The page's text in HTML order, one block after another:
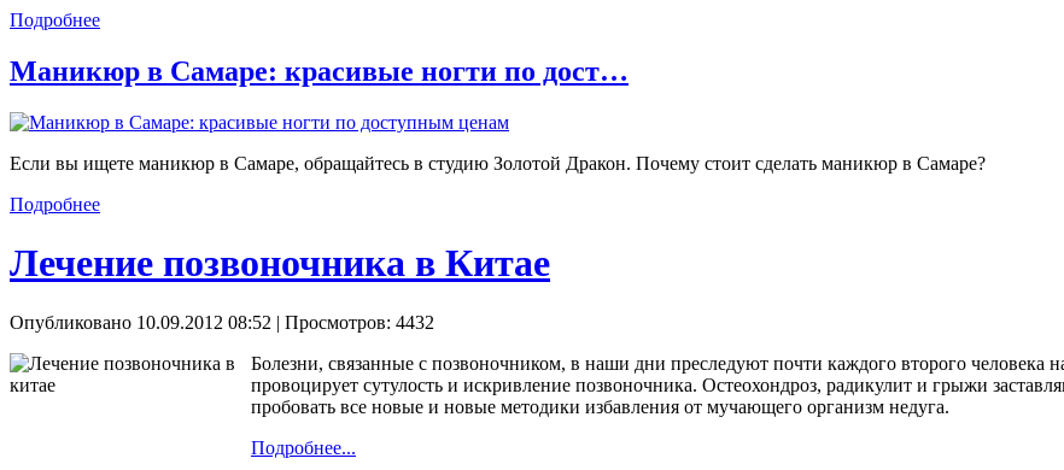
Подробнее
Маникюр в Самаре: красивые ногти по дост…
Если вы ищете маникюр в Самаре, обращайтесь в студию Золотой Дракон. Почему стоит сделать маникюр в Самаре?
Подробнее
Лечение позвоночника в Китае
Опубликовано 10.09.2012 08:52 | Просмотров: 4432
Болезни, связанные с позвоночником, в наши дни преследуют почти каждого второго
провоцирует сутулость и искривление позвоночника. Остеохондроз, радикулит и грыжи
пробовать все новые и новые методики избавления от мучающего организм недуга.
Подробнее...